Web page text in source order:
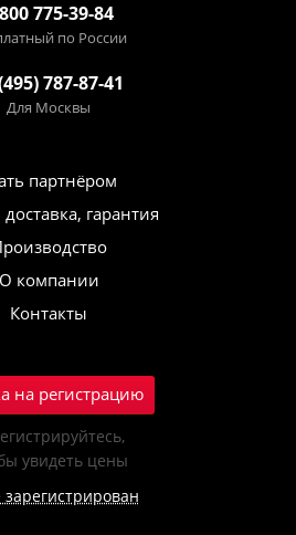
775-39-84
по России
787-87-41
Для Москвы
партнёром
гарантия
О компании
Контакты
на регистрацию
увидеть цены